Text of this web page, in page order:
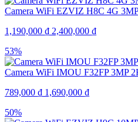
Camera WiFi EZVIZ H8C 4G
1,190,000 ₫ 2,400,000 ₫
53%
Camera WiFi IMOU F32FP 3MP
789,000 ₫ 1,690,000 ₫
50%